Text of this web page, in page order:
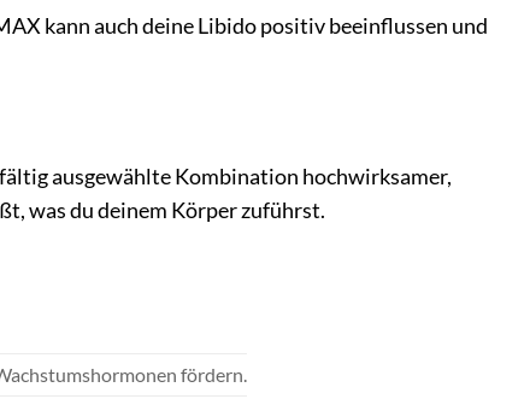
kann auch deine Libido positiv beeinflussen und
ausgewählte Kombination hochwirksamer,
was du deinem Körper zuführst.
fördern.